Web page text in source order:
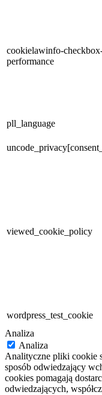
cookielawinfo-
performance
pll_language
viewed_cookie_policy
wordpress_test_cookie
Analiza
Analiza
Analityczne pliki cookie
sposób odwiedzający
cookies pomagają
odwiedzających,